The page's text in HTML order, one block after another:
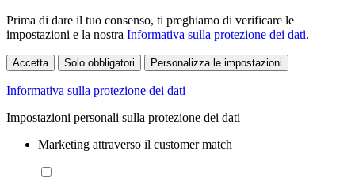
Prima di dare il tuo consenso, ti preghiamo di verificare le
impostazioni e la nostra Informativa sulla protezione dei dati.
Accetta Solo obbligatori Personalizza le impostazioni
Informativa sulla protezione dei dati
Impostazioni personali sulla protezione dei dati
Marketing attraverso il customer match